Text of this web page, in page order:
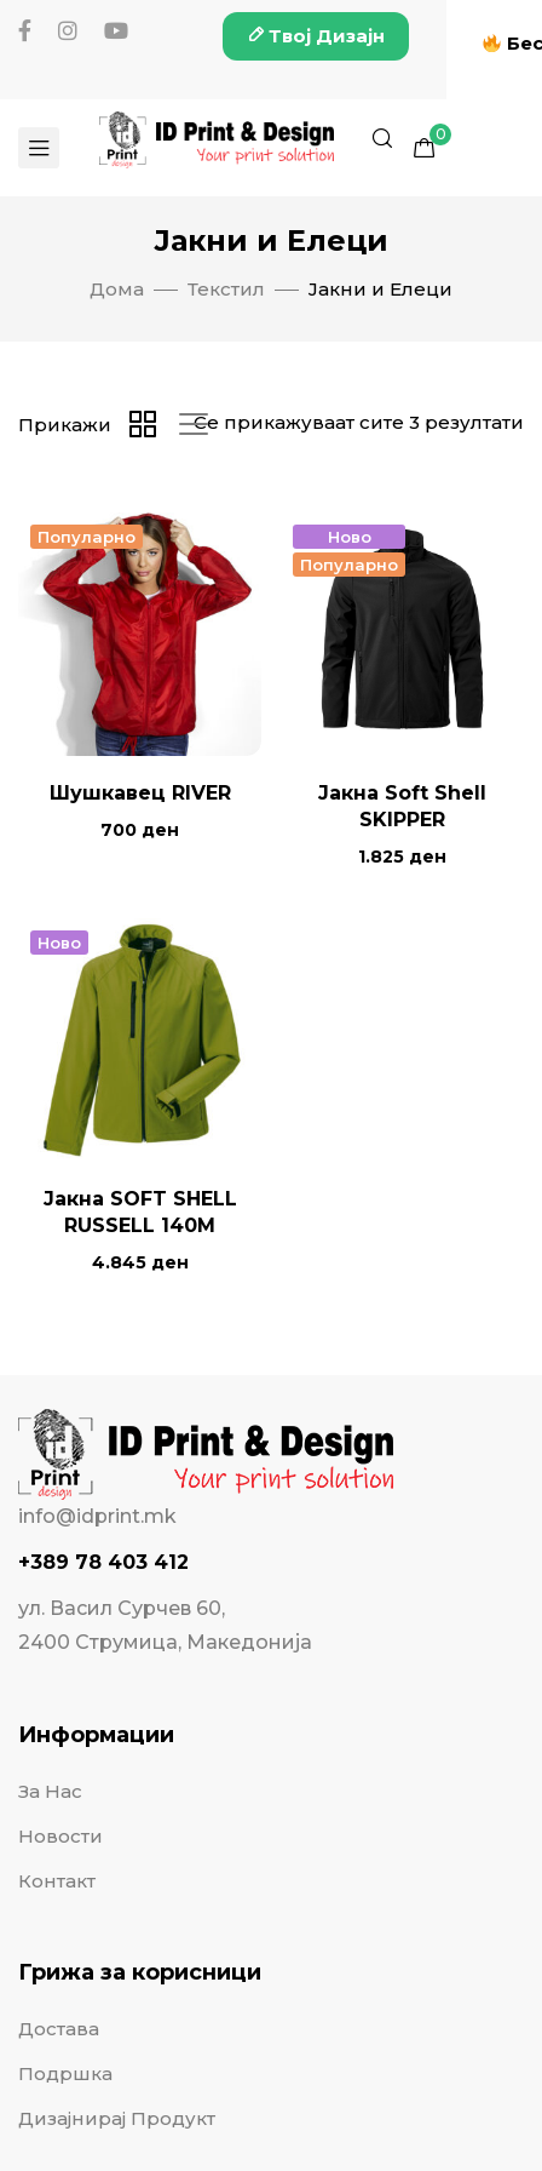
Твој Дизајн
0
Јакни и Елеци
Дома Текстил Јакни и Елеци
Се прикажуваат сите 3 резултати
Прикажи
Популарно
Шушкавец RIVER
700 ден
Ново
Популарно
Јакна Soft Shell
SKIPPER
1.825 ден
Ново
Јакна SOFT SHELL
RUSSELL 140M
4.845 ден
info@idprint.mk
+389 78 403 412
ул. Васил Сурчев 60,
2400 Струмица, Македонија
Информации
За Нас
Новости
Контакт
Грижа за корисници
Достава
Подршка
Дизајнирај Продукт